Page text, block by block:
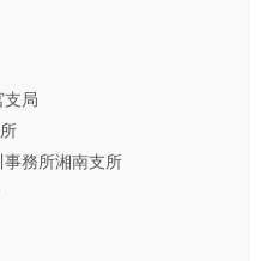
支局
務所湘南支所